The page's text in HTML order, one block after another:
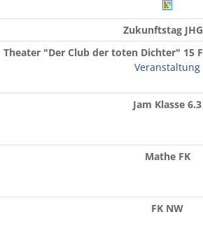
Zukunftstag
Theater "Der Club der toten Dichter" 15
Veranstaltung
Jam Klasse 6.3
Mathe FK
FK NW